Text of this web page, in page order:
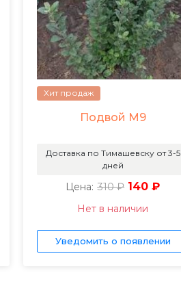
Хит продаж
Подвой М9
Доставка по Тимашевску от 3-5
дней
Цена: 310 ₽ 140 ₽
Нет в наличии
Уведомить о появлении